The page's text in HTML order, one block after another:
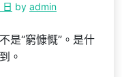
by admin
是“窮慷慨”。是什
。